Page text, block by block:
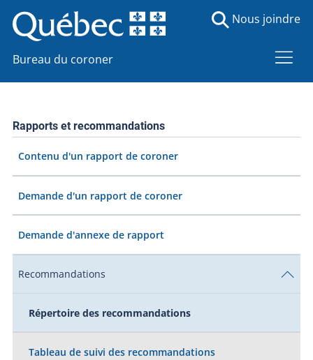
Bureau du coroner
Nous joindre
Rapports et recommandations
Contenu d'un rapport de coroner
Demande d'un rapport de coroner
Demande d'annexe de rapport
Recommandations
Répertoire des recommandations
Tableau de suivi des recommandations